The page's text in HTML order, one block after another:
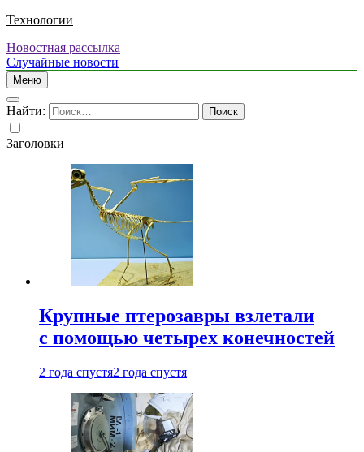
Технологии
Новостная рассылка
Случайные новости
Меню
Найти:
Заголовки
Крупные птерозавры взлетали
с помощью четырех конечностей
2 года спустя2 года спустя